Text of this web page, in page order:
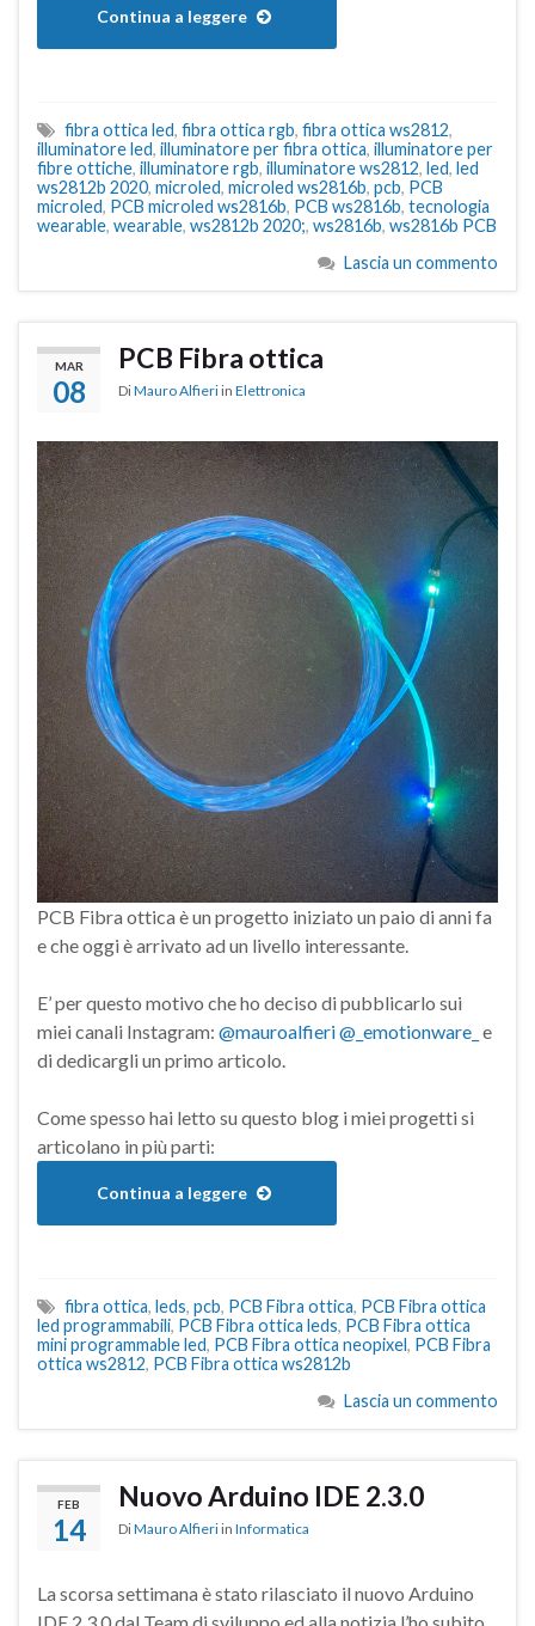
Continua a leggere
fibra ottica led, fibra ottica rgb, fibra ottica ws2812,
illuminatore led, illuminatore per fibra ottica, illuminatore per
fibre ottiche, illuminatore rgb, illuminatore ws2812, led, led
ws2812b 2020, microled, microled ws2816b, pcb, PCB
microled, PCB microled ws2816b, PCB ws2816b, tecnologia
wearable, wearable, ws2812b 2020;, ws2816b, ws2816b PCB
Lascia un commento
MAR
08
PCB Fibra ottica
DiMauro Alfieri in Elettronica
PCB Fibra ottica è un progetto iniziato un paio di anni fa
e che oggi è arrivato ad un livello interessante.
E’ per questo motivo che ho deciso di pubblicarlo sui
miei canali Instagram: @mauroalfieri@_emotionware_ e
di dedicargli un primo articolo.
Come spesso hai letto su questo blog i miei progetti si
articolano in più parti:
Continua a leggere
fibra ottica, leds, pcb, PCB Fibra ottica, PCB Fibra ottica
led programmabili, PCB Fibra ottica leds, PCB Fibra ottica
mini programmable led, PCB Fibra ottica neopixel, PCB Fibra
ottica ws2812, PCB Fibra ottica ws2812b
Lascia un commento
FEB
14
Nuovo Arduino IDE 2.3.0
DiMauro Alfieri in Informatica
La scorsa settimana è stato rilasciato il nuovo Arduino